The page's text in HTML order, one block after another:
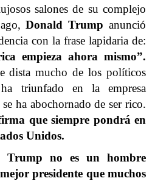
salones de su complejo
Donald Trump anunció
con la frase lapidaria de:
empieza ahora mismo”.
dista mucho de los políticos
triunfado en la empresa
ha abochornado de ser rico.
que siempre pondrá en
Unidos.
Trump no es un hombre
presidente que muchos